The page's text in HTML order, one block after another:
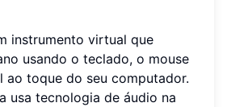
instrumento virtual que
usando o teclado, o mouse
ao toque do seu computador.
usa tecnologia de áudio na